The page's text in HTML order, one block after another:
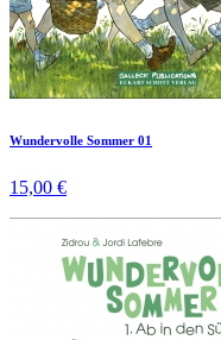
Wundervolle Sommer 01
15,00 €